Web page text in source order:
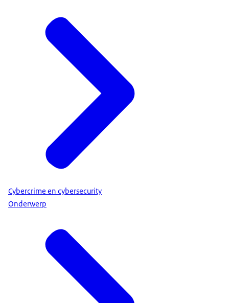
Cybercrime en cybersecurity
Onderwerp